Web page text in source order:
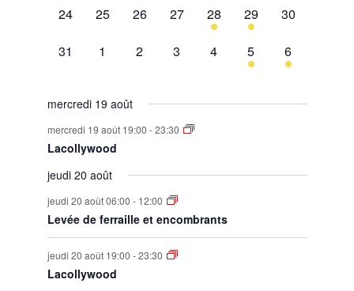
0
24
0
25
0
26
0
évènement,
27
1
évènement,
28
1
évènement,
29
0
30
0
31
0
1
0
2
0
3
0
évènement,
4
1
évènement,
5
1
évènement,
6
mercredi 19 août
mercredi 19 août 19:00 -23:30
Lacollywood
jeudi 20 août
jeudi 20 août 06:00 - 12:00
Levée de ferraille et encombrants
jeudi 20 août 19:00 -23:30
Lacollywood